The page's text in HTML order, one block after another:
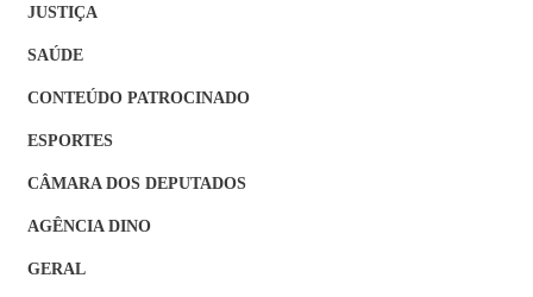
JUSTIÇA
SAÚDE
CONTEÚDO PATROCINADO
ESPORTES
CÂMARA DOS DEPUTADOS
AGÊNCIA DINO
GERAL